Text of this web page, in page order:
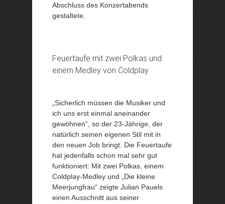
Abschluss des Konzertabends
gestaltete.
Feuertaufe mit zwei Polkas und
einem Medley von Coldplay
„Sicherlich müssen die Musiker und
ich uns erst einmal aneinander
gewöhnen“, so der 23-Jährige, der
natürlich seinen eigenen Stil mit in
den neuen Job bringt. Die Feuertaufe
hat jedenfalls schon mal sehr gut
funktioniert: Mit zwei Polkas, einem
Coldplay-Medley und „Die kleine
Meerjungfrau“ zeigte Julian Pauels
einen Ausschnitt aus seiner